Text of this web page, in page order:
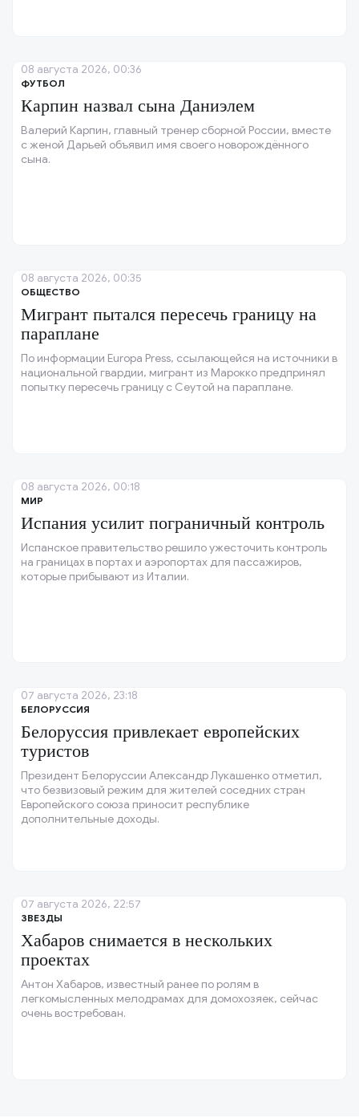
ФУТБОЛ
Карпин назвал сына Даниэлем
Валерий Карпин, главный тренер сборной России, вместе
с женой Дарьей объявил имя своего новорождённого
сына.
08 августа 2026, 00:36
ОБЩЕСТВО
Мигрант пытался пересечь границу на
параплане
По информации Europa Press, ссылающейся на источники в
национальной гвардии, мигрант из Марокко предпринял
попытку пересечь границу с Сеутой на параплане.
08 августа 2026, 00:35
МИР
Испания усилит пограничный контроль
Испанское правительство решило ужесточить контроль
на границах в портах и аэропортах для пассажиров,
которые прибывают из Италии.
08 августа 2026, 00:18
БЕЛОРУССИЯ
Белоруссия привлекает европейских
туристов
Президент Белоруссии Александр Лукашенко отметил,
что безвизовый режим для жителей соседних стран
Европейского союза приносит республике
дополнительные доходы.
07 августа 2026, 23:18
ЗВЕЗДЫ
Хабаров снимается в нескольких
проектах
Антон Хабаров, известный ранее по ролям в
легкомысленных мелодрамах для домохозяек, сейчас
очень востребован.
07 августа 2026, 22:57